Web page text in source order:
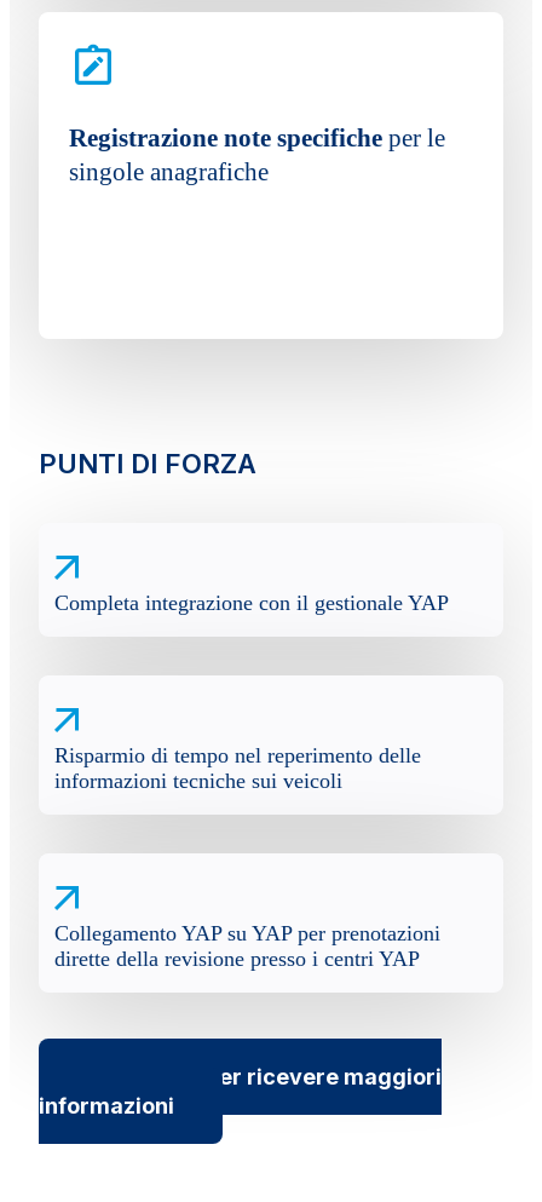
Registrazione note specifiche per le
singole anagrafiche
PUNTI DI FORZA
Completa integrazione con il gestionale YAP
Risparmio di tempo nel reperimento delle
informazioni tecniche sui veicoli
Collegamento YAP su YAP per prenotazioni
dirette della revisione presso i centri YAP
Contattaci per ricevere maggiori
informazioni